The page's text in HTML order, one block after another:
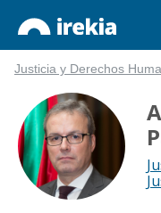
Justicia y Derechos